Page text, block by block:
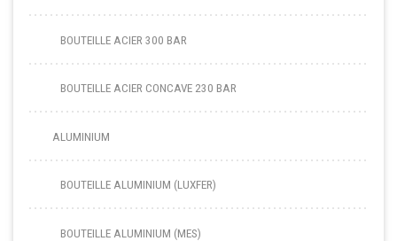
BOUTEILLE ACIER 300 BAR
BOUTEILLE ACIER CONCAVE 230 BAR
ALUMINIUM
BOUTEILLE ALUMINIUM (LUXFER)
BOUTEILLE ALUMINIUM (MES)